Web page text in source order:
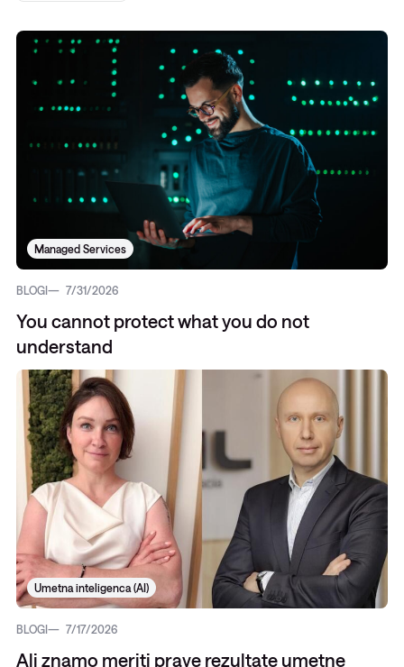
Managed Services
BLOGI 7/31/2026
You cannot protect what you do not
understand
Umetna inteligenca (AI)
BLOGI 7/17/2026
Ali znamo meriti prave rezultate umetne